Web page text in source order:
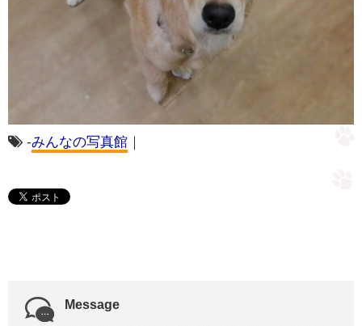
-みんなの写真館 ｜
Message